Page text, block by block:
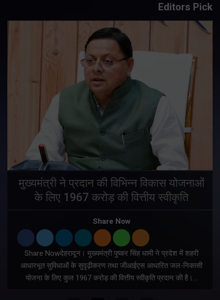
Editors Pick
मुख्यमंत्री ने प्रदान की विभिन्न विकास योजनाओं
के लिए 1967 करोड़ की वित्तीय स्वीकृति
Share Now
Share Nowदेहरादून। मुख्यमंत्री पुष्कर सिंह धामी ने प्रदेश में शहरी
आधारभूत सुविधाओं के सुदृढ़ीकरण तथा जीआईएस आधारित जल-निकासी
योजना के लिए कुल 1967 करोड़ की वित्तीय स्वीकृति प्रदान की है।…